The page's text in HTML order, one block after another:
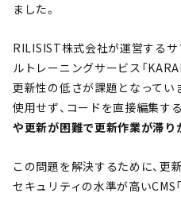
ました。
RILISIST株式会社が運営する
ルトレーニングサービス「
更新性の低さが課題となってい
使用せず、コードを直接編集す
や更新が困難で更新作業が滞り
この問題を解決するために、更
セキュリティの水準が高いCMS